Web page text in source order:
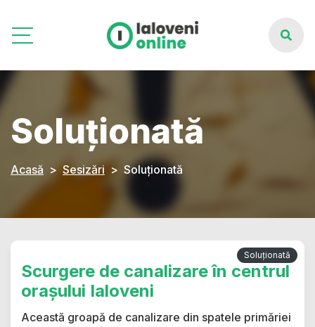
Soluționată
Acasă Sesizări Soluționată
Soluționată
Scurgere de canalizare în centrul
orașului Ialoveni
Această groapă de canalizare din spatele primăriei